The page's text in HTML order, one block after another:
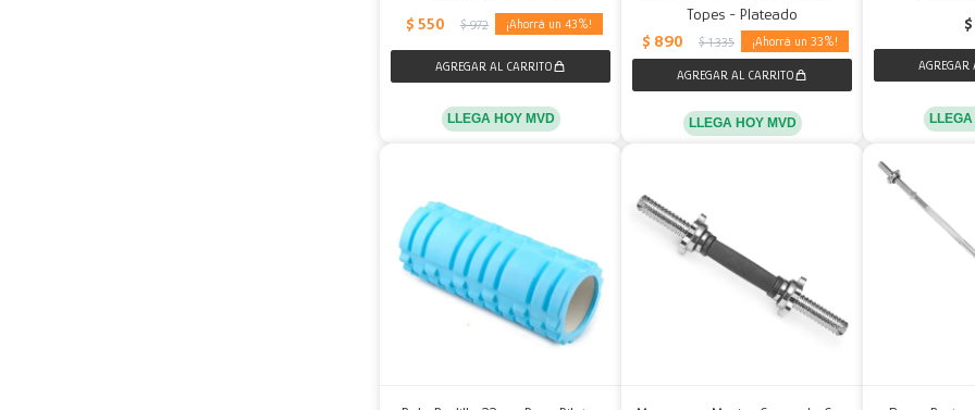
$ 550 $ 972 43
LLEGA HOY MVD
Topes - Plateado
$ 890 $ 1.335 33
LLEGA HOY MVD
$